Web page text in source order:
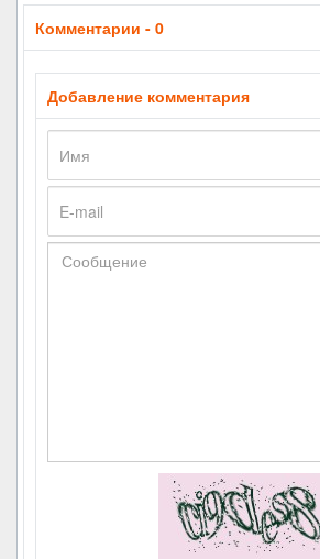
Комментарии - 0
Добавление комментария